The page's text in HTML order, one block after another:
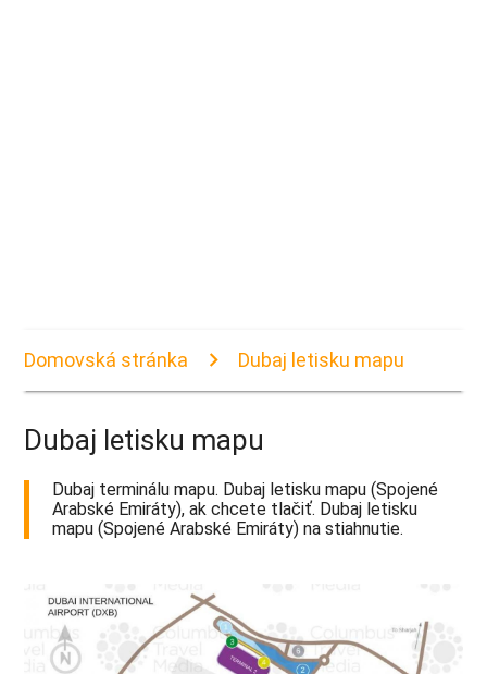
Domovská stránka Dubaj letisku mapu
Dubaj letisku mapu
Dubaj terminálu mapu. Dubaj letisku mapu (Spojené
Arabské Emiráty), ak chcete tlačiť. Dubaj letisku
mapu (Spojené Arabské Emiráty) na stiahnutie.